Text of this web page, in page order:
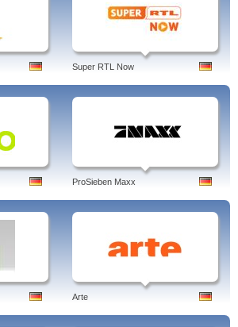
Super RTL Now
ProSieben Maxx
Arte